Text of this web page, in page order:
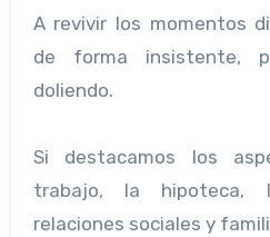
A revivir los momentos
de forma insistente,
doliendo.
Si destacamos los
trabajo, la hipoteca,
relaciones sociales y